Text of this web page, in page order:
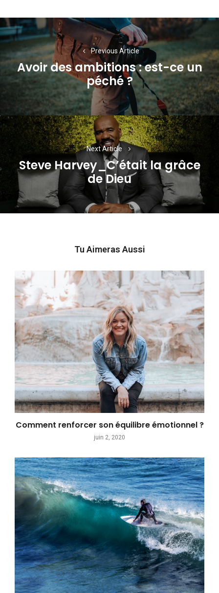
Navigation
de
l’article
Previous Article
Previous
post:
Avoir des ambitions : est-ce un
péché ?
Next Article
Next
post:
Steve Harvey_C’était la grâce
de Dieu
Tu Aimeras Aussi
Comment renforcer son équilibre émotionnel ?
juin 2, 2020